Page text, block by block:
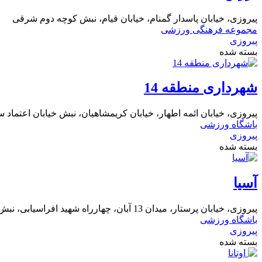
پیروزی، خیابان پاسدار گمنام، خیابان قیام، نبش کوچه دوم شرقی
مجموعه فرهنگی ورزشی
پیروزی
بسته شده
شهرداری منطقه 14
پیروزی، خیابان ائمه اطهار، خیابان کریمشاهیان، نبش خیابان اعتماد
باشگاه ورزشی
پیروزی
بسته شده
آسیا
پیروزی، خیابان پرستار، میدان 13 آبان، چهارراه شهید افراسیابی، نبش خیابان ولی عصر
باشگاه ورزشی
پیروزی
بسته شده